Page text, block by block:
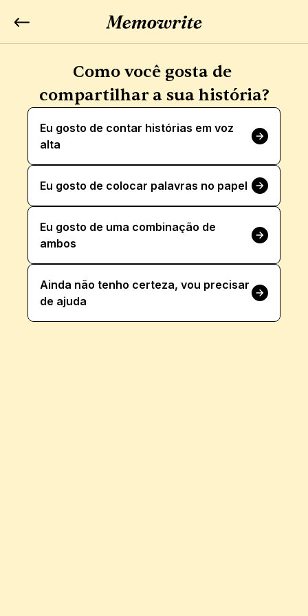
Como você gosta de
compartilhar a sua história?
Eu gosto de contar histórias em voz
alta
Eu gosto de colocar palavras no papel
Eu gosto de uma combinação de
ambos
Ainda não tenho certeza, vou precisar
de ajuda